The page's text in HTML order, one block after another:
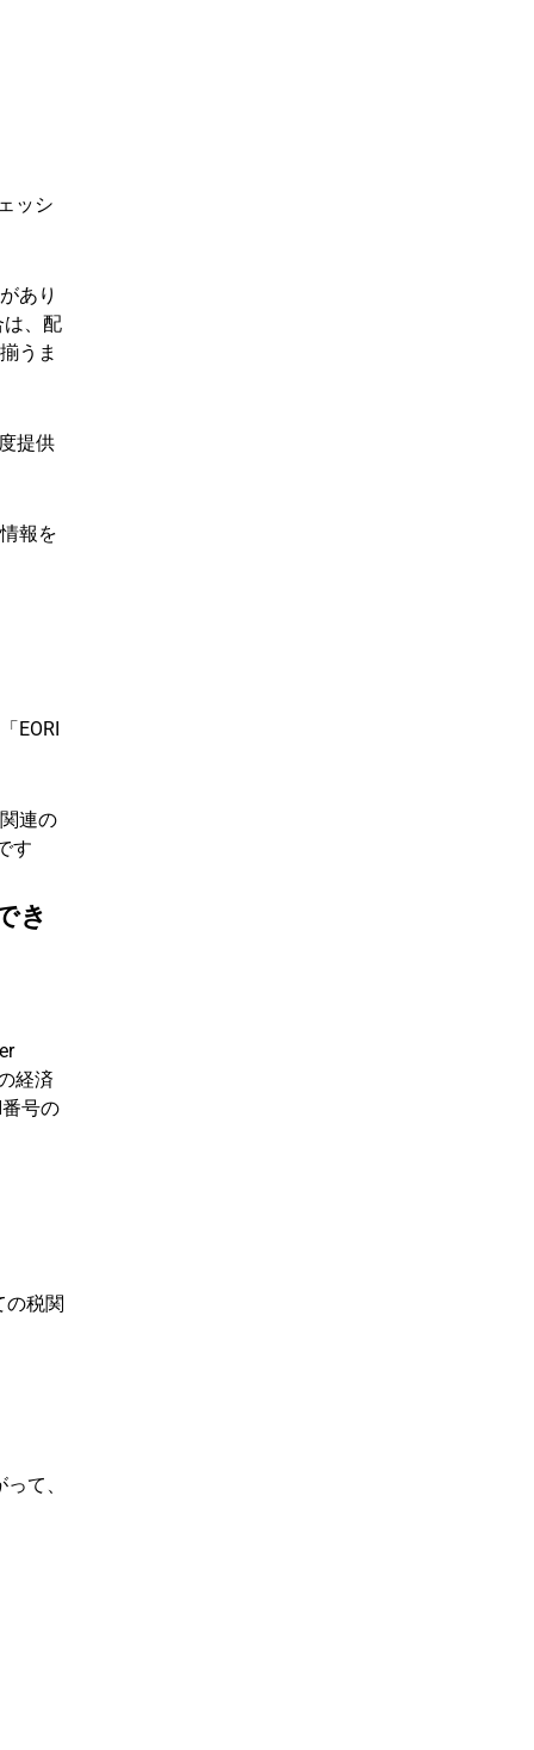
ッシ
あり
は、配
うま
提供
報を
EORI
連の
す
き
経済
号の
の税関
て、